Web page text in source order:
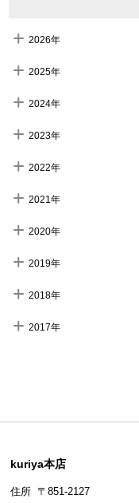
2026年
2025年
2024年
2023年
2022年
2021年
2020年
2019年
2018年
2017年
kuriya本店
住所 〒851-2127